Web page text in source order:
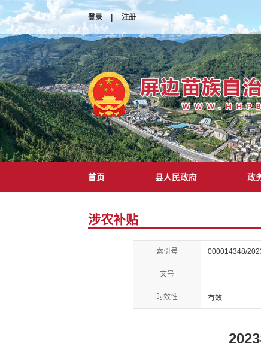
登录 | 注册
首页 县人民政府 政
涉农补贴
索引号 000014348/
文号
时效性 有效